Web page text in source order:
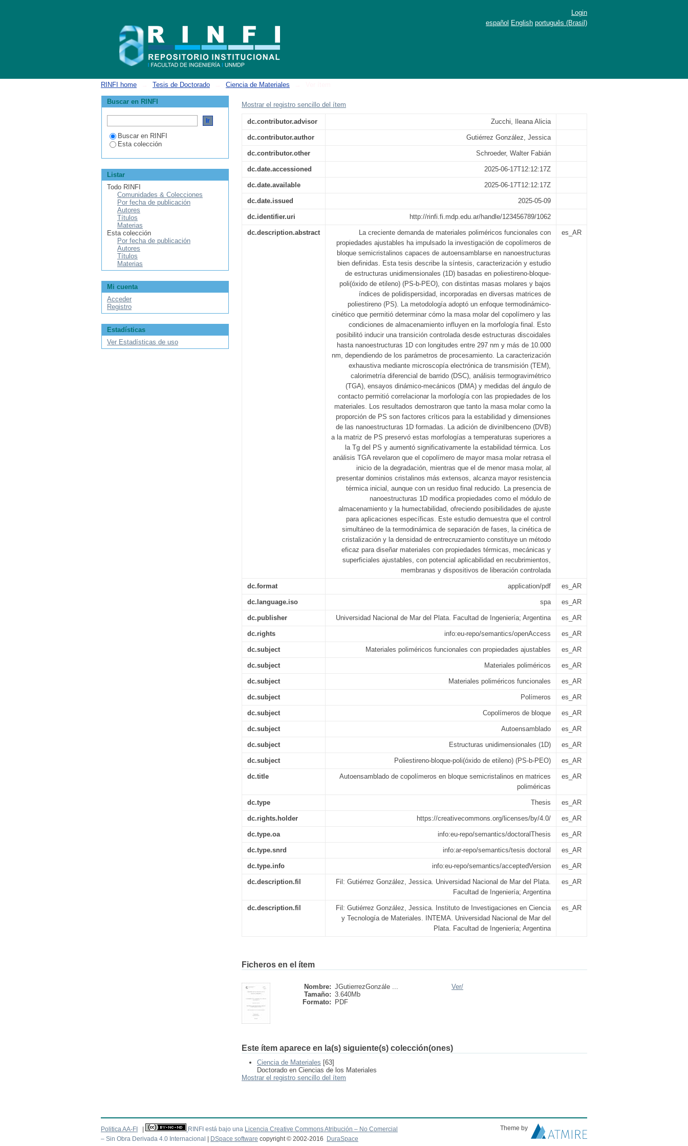
Login
español English português (Brasil)
RINFI home Tesis de Doctorado Ciencia de Materiales
Mostrar el registro sencillo del ítem
dc.contributor.advisor Zucchi, Ileana Alicia
dc.contributor.author Gutiérrez González, Jessica
dc.contributor.other Schroeder, Walter Fabián
dc.date.accessioned 2025-06-17T12:12:17Z
dc.date.available 2025-06-17T12:12:17Z
dc.date.issued 2025-05-09
dc.identifier.uri http://rinfi.fi.mdp.edu.ar/handle/123456789/1062
dc.description.abstract
La creciente demanda de materiales poliméricos funcionales con
propiedades ajustables ha impulsado la investigación de copolímeros de
bloque semicristalinos capaces de autoensamblarse en nanoestructuras
bien definidas. Esta tesis describe la síntesis, caracterización y estudio
de estructuras unidimensionales (1D) basadas en poliestireno-bloque-
poli(óxido de etileno) (PS-b-PEO), con distintas masas molares y bajos
índices de polidispersidad, incorporadas en diversas matrices de
poliestireno (PS). La metodología adoptó un enfoque termodinámico-
cinético que permitió determinar cómo la masa molar del copolímero y las
condiciones de almacenamiento influyen en la morfología final. Esto
posibilitó inducir una transición controlada desde estructuras discoidales
hasta nanoestructuras 1D con longitudes entre 297 nm y más de 10.000
nm, dependiendo de los parámetros de procesamiento. La caracterización
exhaustiva mediante microscopía electrónica de transmisión (TEM),
calorimetría diferencial de barrido (DSC), análisis termogravimétrico
(TGA), ensayos dinámico-mecánicos (DMA) y medidas del ángulo de
contacto permitió correlacionar la morfología con las propiedades de los
materiales. Los resultados demostraron que tanto la masa molar como la
proporción de PS son factores críticos para la estabilidad y dimensiones
de las nanoestructuras 1D formadas. La adición de divinilbenceno (DVB)
a la matriz de PS preservó estas morfologías a temperaturas superiores a
la Tg del PS y aumentó significativamente la estabilidad térmica. Los
análisis TGA revelaron que el copolímero de mayor masa molar retrasa el
inicio de la degradación, mientras que el de menor masa molar, al
presentar dominios cristalinos más extensos, alcanza mayor resistencia
térmica inicial, aunque con un residuo final reducido. La presencia de
nanoestructuras 1D modifica propiedades como el módulo de
almacenamiento y la humectabilidad, ofreciendo posibilidades de ajuste
para aplicaciones específicas. Este estudio demuestra que el control
simultáneo de la termodinámica de separación de fases, la cinética de
cristalización y la densidad de entrecruzamiento constituye un método
eficaz para diseñar materiales con propiedades térmicas, mecánicas y
superficiales ajustables, con potencial aplicabilidad en recubrimientos,
membranas y dispositivos de liberación controlada
es_AR
dc.format application/pdf es_AR
dc.language.iso spa es_AR
dc.publisher Universidad Nacional de Mar del Plata. Facultad de Ingeniería; Argentina es_AR
dc.rights info:eu-repo/semantics/openAccess es_AR
dc.subject Materiales poliméricos funcionales con propiedades ajustables es_AR
dc.subject Materiales poliméricos es_AR
dc.subject Materiales poliméricos funcionales es_AR
dc.subject Polímeros es_AR
dc.subject Copolímeros de bloque es_AR
dc.subject Autoensamblado es_AR
dc.subject Estructuras unidimensionales (1D) es_AR
dc.subject Poliestireno-bloque-poli(óxido de etileno) (PS-b-PEO) es_AR
dc.title
Autoensamblado de copolímeros en bloque semicristalinos en matrices
poliméricas
es_AR
dc.type Thesis es_AR
dc.rights.holder https://creativecommons.org/licenses/by/4.0/ es_AR
dc.type.oa info:eu-repo/semantics/doctoralThesis es_AR
dc.type.snrd info:ar-repo/semantics/tesis doctoral es_AR
dc.type.info info:eu-repo/semantics/acceptedVersion es_AR
dc.description.fil
Fil: Gutiérrez González, Jessica. Universidad Nacional de Mar del Plata.
Facultad de Ingeniería; Argentina
es_AR
dc.description.fil
Fil: Gutiérrez González, Jessica. Instituto de Investigaciones en Ciencia
y Tecnología de Materiales. INTEMA. Universidad Nacional de Mar del
Plata. Facultad de Ingeniería; Argentina
es_AR
Ficheros en el ítem
Nombre: JGutierrezGonzále ...
Tamaño: 3.640Mb
Formato:
PDF
Ver/
Este ítem aparece en la(s) siguiente(s) colección(ones)
Ciencia de Materiales [63]
Doctorado en Ciencias de los Materiales
Mostrar el registro sencillo del ítem
Buscar en RINFI
Buscar en RINFI
Esta colección
Listar
Todo RINFI
Comunidades & Colecciones
Por fecha de publicación
Autores
Títulos
Materias
Esta colección
Por fecha de publicación
Autores
Títulos
Materias
Mi cuenta
Acceder
Registro
Estadísticas
Ver Estadísticas de uso
Politica AA-FI RINFI está bajo una Licencia Creative Commons Atribución – No Comercial
– Sin Obra Derivada 4.0 Internacional
DSpace software copyright © 2002-2016 DuraSpace
Theme by